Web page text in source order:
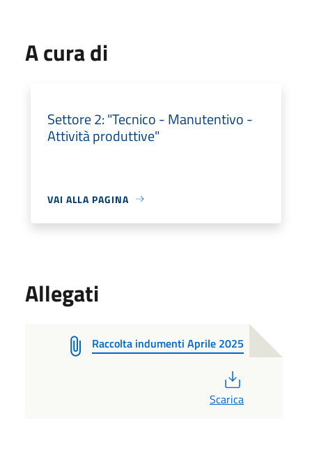
A cura di
Settore 2: "Tecnico - Manutentivo -
Attività produttive"
VAI ALLA PAGINA
Allegati
Raccolta indumenti Aprile 2025
Scarica